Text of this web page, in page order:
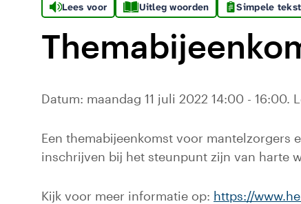
Lees voor Uitleg woorden Simpele tekst
Datum: maandag 11 juli 2022 14:00 - 16:00.
Een themabijeenkomst voor
inschrijven bij het steunpunt zijn van harte
Kijk voor meer informatie op: https://